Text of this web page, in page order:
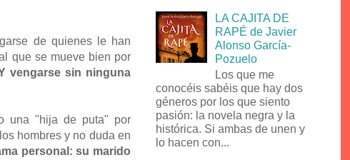
de quienes le han
que se mueve bien por
vengarse sin ninguna
una "hija de puta" por
hombres y no duda en
personal: su marido
LA CAJITA DE
RAPÉ de Javier
Alonso García-
Pozuelo
Los que me
conocéis sabéis que hay dos
géneros por los que siento
pasión: la novela negra y la
histórica. Si ambas de unen y
lo hacen con...